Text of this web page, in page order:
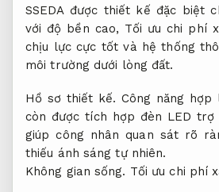
SSEDA được thiết kế đặc biệt
với độ bền cao, Tối ưu chi phí
chịu lực cực tốt và hệ thống
môi trường dưới lòng đất.
Hồ sơ thiết kế. Công năng hợp
còn được tích hợp đèn LED
giúp công nhân quan sát rõ
thiếu ánh sáng tự nhiên.
Không gian sống. Tối ưu chi phí